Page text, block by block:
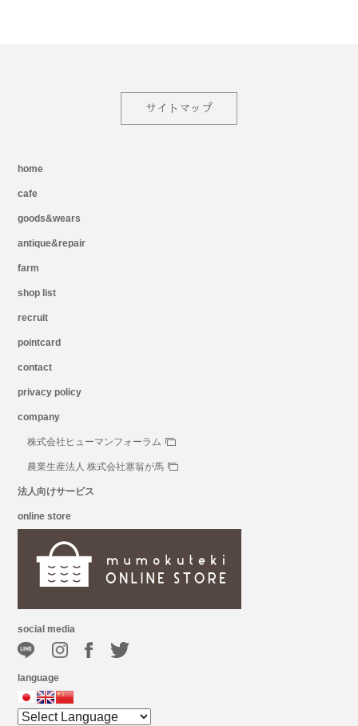
サイトマップ
home
cafe
goods&wears
antique&repair
farm
shop list
recruit
pointcard
contact
privacy policy
company
株式会社ヒューマンフォーラム
農業生産法人 株式会社塞翁が馬
法人向けサービス
online store
social media
language